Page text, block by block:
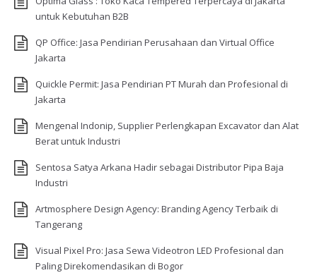
untuk Kebutuhan B2B
QP Office: Jasa Pendirian Perusahaan dan Virtual Office
Jakarta
Quickle Permit: Jasa Pendirian PT Murah dan Profesional di
Jakarta
Mengenal Indonip, Supplier Perlengkapan Excavator dan Alat
Berat untuk Industri
Sentosa Satya Arkana Hadir sebagai Distributor Pipa Baja
Industri
Artmosphere Design Agency: Branding Agency Terbaik di
Tangerang
Visual Pixel Pro: Jasa Sewa Videotron LED Profesional dan
Paling Direkomendasikan di Bogor